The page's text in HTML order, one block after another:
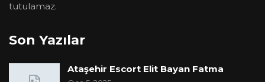
tutulamaz.
Son Yazılar
Ataşehir Escort Elit Bayan Fatma